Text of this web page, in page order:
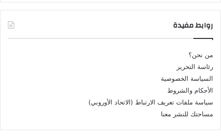
روابط مفيدة
من نحن؟
رئاسة التحرير
السياسة الخصوصية
الأحكام والشروط
سياسة ملفات تعريف الارتباط (الاتحاد الأوروبي)
مساحتك للنشر معنا